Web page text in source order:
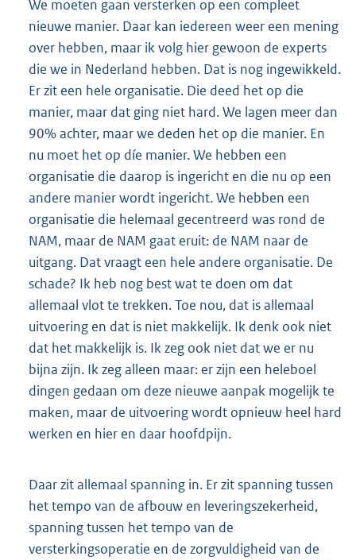
We moeten gaan versterken op een compleet
nieuwe manier. Daar kan iedereen weer een mening
over hebben, maar ik volg hier gewoon de experts
die we in Nederland hebben. Dat is nog ingewikkeld.
Er zit een hele organisatie. Die deed het op die
manier, maar dat ging niet hard. We lagen meer dan
90% achter, maar we deden het op die manier. En
nu moet het op díe manier. We hebben een
organisatie die daarop is ingericht en die nu op een
andere manier wordt ingericht. We hebben een
organisatie die helemaal gecentreerd was rond de
NAM, maar de NAM gaat eruit: de NAM naar de
uitgang. Dat vraagt een hele andere organisatie. De
schade? Ik heb nog best wat te doen om dat
allemaal vlot te trekken. Toe nou, dat is allemaal
uitvoering en dat is niet makkelijk. Ik denk ook niet
dat het makkelijk is. Ik zeg ook niet dat we er nu
bijna zijn. Ik zeg alleen maar: er zijn een heleboel
dingen gedaan om deze nieuwe aanpak mogelijk te
maken, maar de uitvoering wordt opnieuw heel hard
werken en hier en daar hoofdpijn.
Daar zit allemaal spanning in. Er zit spanning tussen
het tempo van de afbouw en leveringszekerheid,
spanning tussen het tempo van de
versterkingsoperatie en de zorgvuldigheid van de